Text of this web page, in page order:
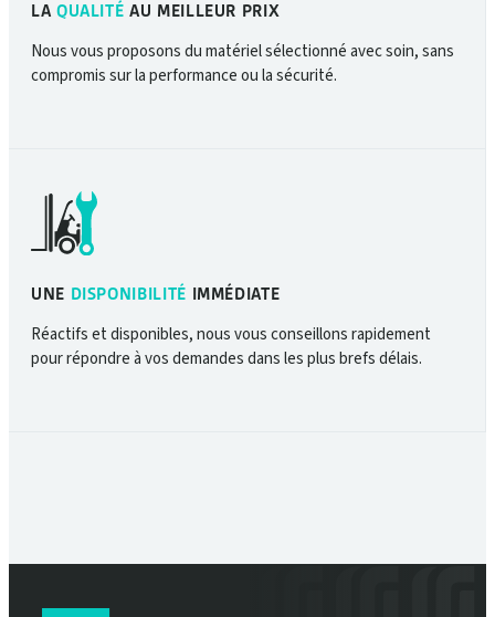
LA QUALITÉ AU MEILLEUR PRIX
Nous vous proposons du matériel sélectionné avec soin, sans
compromis sur la performance ou la sécurité.
UNE DISPONIBILITÉ IMMÉDIATE
Réactifs et disponibles, nous vous conseillons rapidement
pour répondre à vos demandes dans les plus brefs délais.